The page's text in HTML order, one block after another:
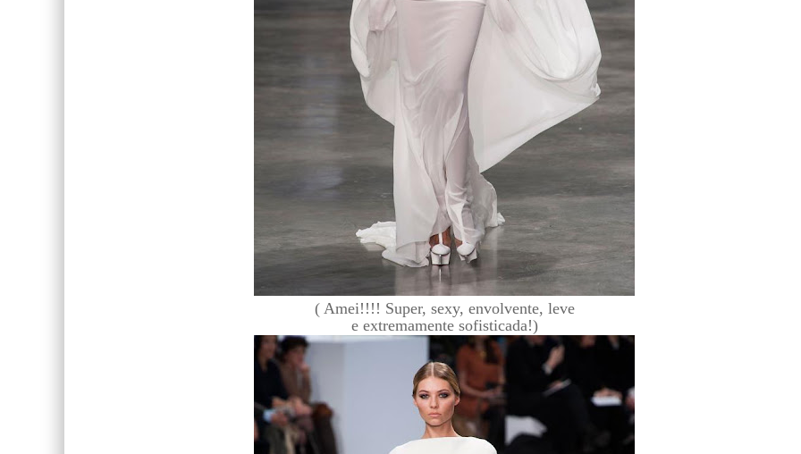
( Amei!!!! Super, sexy, envolvente, leve
e extremamente sofisticada!)